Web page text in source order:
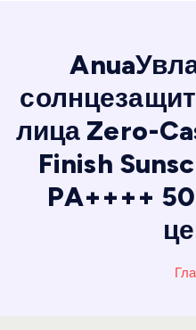
лица Zero-
Finish
PA++++